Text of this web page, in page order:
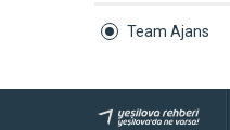
Team Ajans